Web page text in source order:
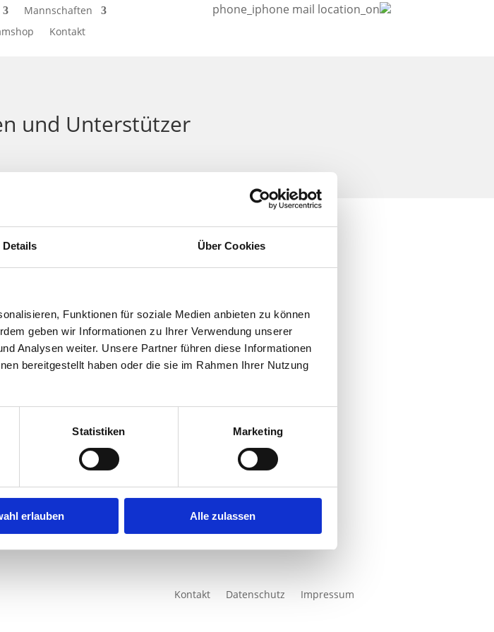
Details Über Cookies
Funktionen für soziale Medien anbieten zu können
geben wir Informationen zu Ihrer Verwendung unserer
Analysen weiter. Unsere Partner führen diese Informationen
bereitgestellt haben oder die sie im Rahmen Ihrer Nutzung
Statistiken Marketing
erlauben Alle zulassen
Mannschaften
Kontakt
phone_iphone mail location_on
und Unterstützer
Kontakt Datenschutz Impressum